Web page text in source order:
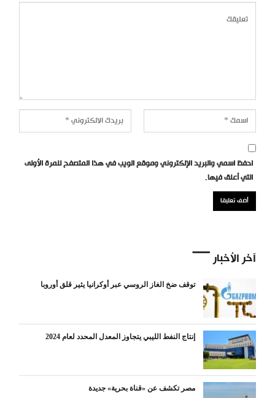
احفظ اسمي والبريد الإلكتروني وموقع الويب في هذا المتصفح للمرة الأولى
التي أعلق فيها.
آخر الأخبار
توقف ضخ الغاز الروسي عبر أوكرانيا يثير قلق أوروبا
إنتاج النفط الليبي يتجاوز المعدل المحدد لعام 2024
مصر تكشف عن «قناة بحرية» جديدة